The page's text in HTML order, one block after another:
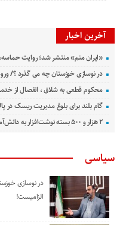
آخرین اخبار
«ایران منم» منتشر شد؛ روایت
در نوسازی خوزستان چه می گذرد ؟/
محکوم قطعی به شلاق ، انفصال از
گام بلند برای بلوغ مدیریت ریسک در
۲ هزار و ۵۰۰ بسته نوشت‌افزار به دانش‌آموزان خوزستان رسید
سیاسی
در نوسازی
الزامیست!